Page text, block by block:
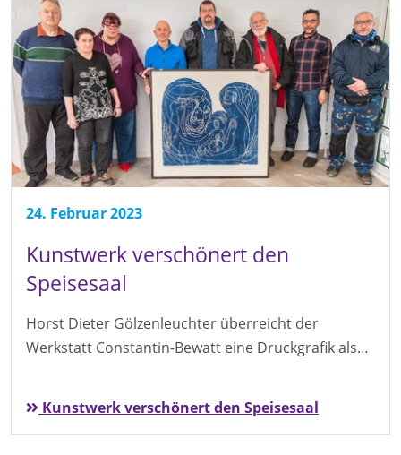
24. Februar 2023
Kunstwerk verschönert den
Speisesaal
Horst Dieter Gölzenleuchter überreicht der
Werkstatt Constantin-Bewatt eine Druckgrafik als…
Kunstwerk verschönert den Speisesaal